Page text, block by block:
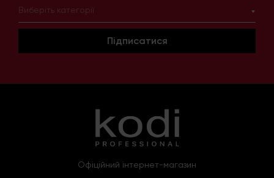
Виберіть категорії
Підписатися
Офіційний інтернет-магазин